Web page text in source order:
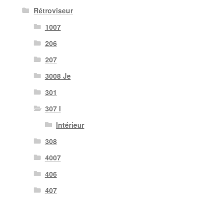
Rétroviseur
1007
206
207
3008 Je
301
307 I
Intérieur
308
4007
406
407